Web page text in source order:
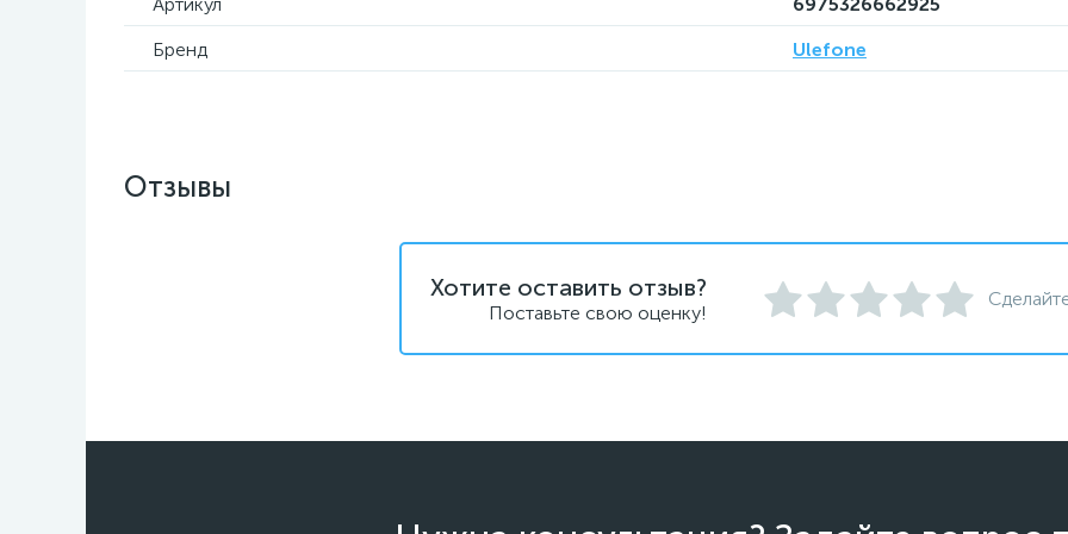
Бренд
Ulefone
Отзывы
Хотите оставить отзыв?
Поставьте свою оценку!